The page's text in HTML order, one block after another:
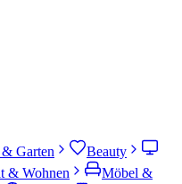
Garten
Beauty
& Wohnen
Möbel &